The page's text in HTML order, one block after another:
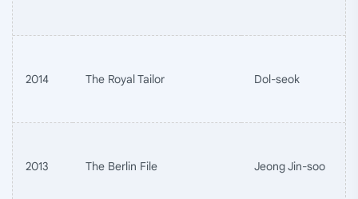
2014 The Royal Tailor Dol-seok
2013 The Berlin File Jeong Jin-soo